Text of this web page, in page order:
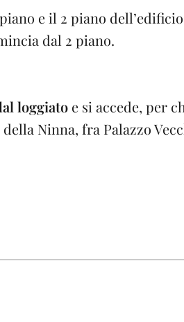
e il 2 piano dell’edificio
dal 2 piano.
loggiato e si accede, per
Ninna, fra Palazzo